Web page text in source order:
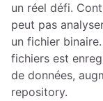
un réel défi.
peut pas
un fichier
fichiers est
de données,
repository.